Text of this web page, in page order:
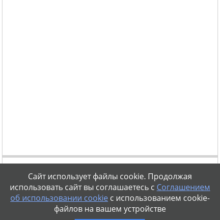
vse-diety@mail.ruПравовая информация
Сайт использует файлы cookie. Продолжая
использовать сайт вы соглашаетесь с Соглашением
об использовании cookieс использованием cookie-
файлов на вашем устройстве